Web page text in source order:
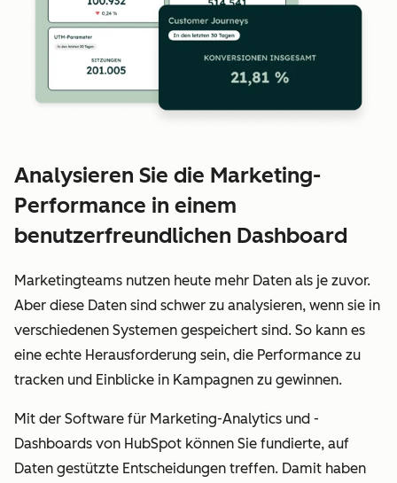
Analysieren Sie die Marketing-
Performance in einem
benutzerfreundlichen Dashboard
Marketingteams nutzen heute mehr Daten als je zuvor.
Aber diese Daten sind schwer zu analysieren, wenn sie in
verschiedenen Systemen gespeichert sind. So kann es
eine echte Herausforderung sein, die Performance zu
tracken und Einblicke in Kampagnen zu gewinnen.
Mit der Software für Marketing-Analytics und -
Dashboards von HubSpot können Sie fundierte, auf
Daten gestützte Entscheidungen treffen. Damit haben